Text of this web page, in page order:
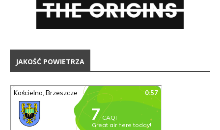
JAKOŚĆ POWIETRZA